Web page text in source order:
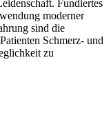
Fundiertes
moderner
sind die
Schmerz- und
zu